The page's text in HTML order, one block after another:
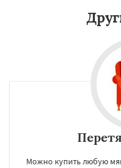
Можно купить любую